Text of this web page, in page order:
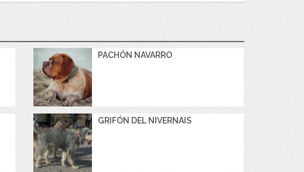
PACHÓN NAVARRO
GRIFÓN DEL NIVERNAIS